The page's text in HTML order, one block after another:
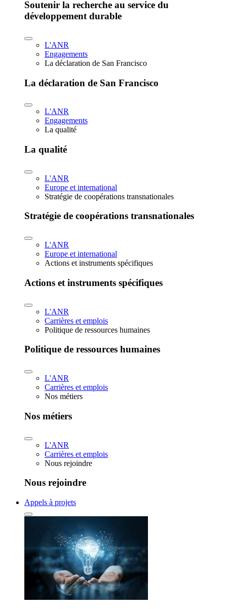
Soutenir la recherche au service du
développement durable
L'ANR
Engagements
La déclaration de San Francisco
La déclaration de San Francisco
L'ANR
Engagements
La qualité
La qualité
L'ANR
Europe et international
Stratégie de coopérations transnationales
Stratégie de coopérations transnationales
L'ANR
Europe et international
Actions et instruments spécifiques
Actions et instruments spécifiques
L'ANR
Carrières et emplois
Politique de ressources humaines
Politique de ressources humaines
L'ANR
Carrières et emplois
Nos métiers
Nos métiers
L'ANR
Carrières et emplois
Nous rejoindre
Nous rejoindre
Appels à projets